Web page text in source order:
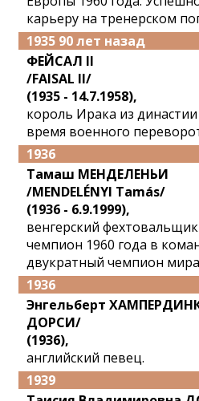
карьеру на тренерском
1935 90 лет назад
ФЕЙСАЛ II
/FAISAL II/
(1935 - 14.7.1958),
король Ирака из
время военного
1936
Тамаш МЕНДЕЛЕНЬИ
/MENDELÉNYI Tamás/
(1936 - 6.9.1999),
венгерский
чемпион 1960 года в
двукратный чемпион
1936
Энгельберт
ДОРСИ/
(1936),
английский певец.
1939